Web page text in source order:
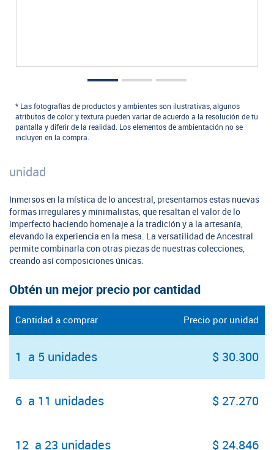
* Las fotografías de productos y ambientes son ilustrativas, algunos
atributos de color y textura pueden variar de acuerdo a la resolución de tu
pantalla y diferir de la realidad. Los elementos de ambientación no se
incluyen en la compra.
unidad
Inmersos en la mística de lo ancestral, presentamos estas nuevas
formas irregulares y minimalistas, que resaltan el valor de lo
imperfecto haciendo homenaje a la tradición y a la artesanía,
elevando la experiencia en la mesa. La versatilidad de Ancestral
permite combinarla con otras piezas de nuestras colecciones,
creando así composiciones únicas.
Obtén un mejor precio por cantidad
Cantidad a comprar Precio por unidad
1 a 5 unidades $ 30.300
6 a 11 unidades $ 27.270
12 a 23 unidades $ 24.846